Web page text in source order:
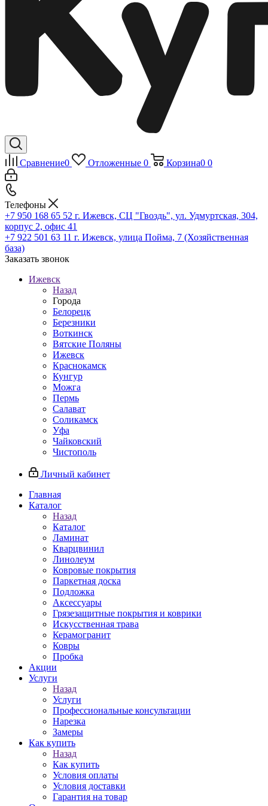
Сравнение0 Отложенные 0 Корзина0 0
Телефоны
+7 950 168 65 52 г. Ижевск, СЦ "Гвоздь", ул. Удмуртская, 304,
корпус 2, офис 41
+7 922 501 63 11 г. Ижевск, улица Пойма, 7 (Хозяйственная
база)
Заказать звонок
Ижевск
Назад
Города
Белорецк
Березники
Воткинск
Вятские Поляны
Ижевск
Краснокамск
Кунгур
Можга
Пермь
Салават
Соликамск
Уфа
Чайковский
Чистополь
Личный кабинет
Главная
Каталог
Назад
Каталог
Ламинат
Кварцвинил
Линолеум
Ковровые покрытия
Паркетная доска
Подложка
Аксессуары
Грязезащитные покрытия и коврики
Искусственная трава
Керамогранит
Ковры
Пробка
Акции
Услуги
Назад
Услуги
Профессиональные консультации
Нарезка
Замеры
Как купить
Назад
Как купить
Условия оплаты
Условия доставки
Гарантия на товар